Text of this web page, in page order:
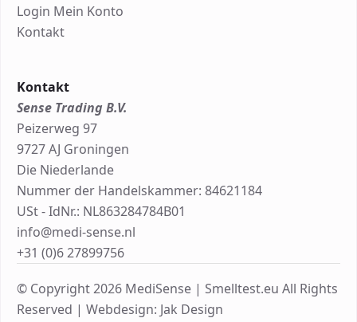
Login Mein Konto
Kontakt
Kontakt
Sense Trading B.V.
Peizerweg 97
9727 AJ Groningen
Die Niederlande
Nummer der Handelskammer: 84621184
USt - IdNr.: NL863284784B01
info@medi-sense.nl
+31 (0)6 27899756
© Copyright 2026 MediSense | Smelltest.eu All Rights
Reserved | Webdesign: Jak Design